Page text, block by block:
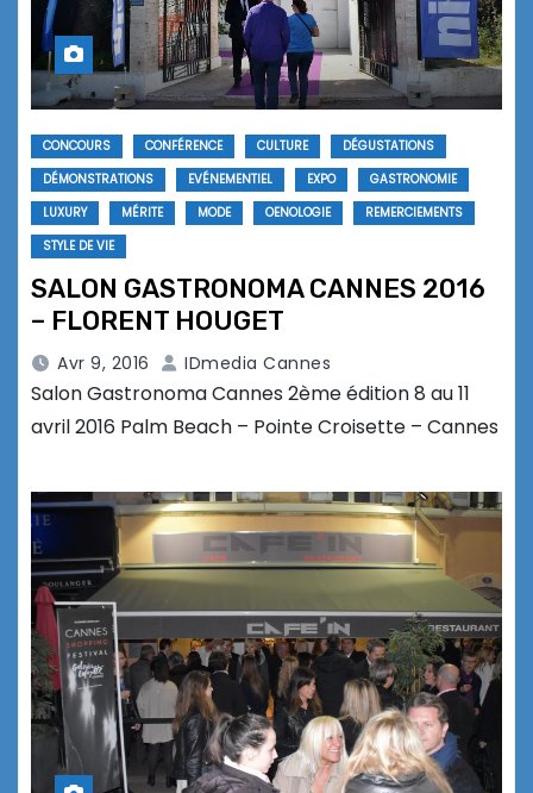
CONCOURS CONFÉRENCE CULTURE
DÉGUSTATIONS
DÉMONSTRATIONS
EVÉNEMENTIEL EXPO
GASTRONOMIE
LUXURY
MÉRITE MODE OENOLOGIE
REMERCIEMENTS
STYLE DE VIE
SALON GASTRONOMA CANNES 2016
– FLORENT HOUGET
Avr 9, 2016 IDmedia Cannes
Salon Gastronoma Cannes 2ème édition 8 au 11
avril 2016 Palm Beach – Pointe Croisette – Cannes